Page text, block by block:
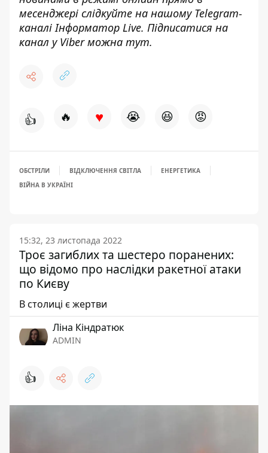
месенджері слідкуйте на нашому Telegram-
каналіІнформатор Live. Підписатися на
канал у Viber можна тут.
👍 🔥 ♥ 😭 😆 😡
ОБСТРІЛИ ВІДКЛЮЧЕННЯ СВІТЛА
ЕНЕРГЕТИКА
ВІЙНА В УКРАЇНІ
15:32, 23 листопада 2022
Троє загиблих та шестеро поранених:
що відомо про наслідки ракетної атаки
по Києву
В столиці є жертви
Ліна Кіндратюк
ADMIN
👍